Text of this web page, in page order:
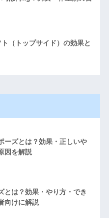
（トップサイド）の効果と
ーズとは？効果・正しいや
因を解説
とは？効果・やり方・でき
向けに解説